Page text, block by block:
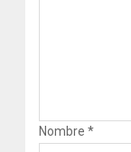
Nombre*